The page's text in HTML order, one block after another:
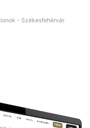
- Székesfehérvár